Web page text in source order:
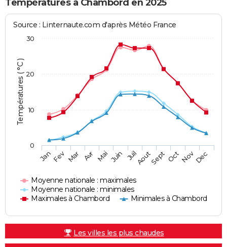
Températures à Chambord en 2025
Températures ( °C )
Source : Linternaute.com d'après Météo France
Moyenne nationale : maximales
Moyenne nationale : minimales
Maximales à Chambord
Minimales à Chambord
JanFev Mar Avr Mai Juin JuilAoutSept OctNovDec
0
10
20
30
Les villes les plus chaudes